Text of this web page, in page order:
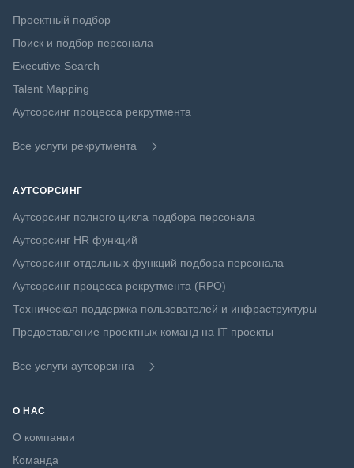
Проектный подбор
Поиск и подбор персонала
Executive Search
Talent Mapping
Аутсорсинг процесса рекрутмента
Все услуги рекрутмента
АУТСОРСИНГ
Аутсорсинг полного цикла подбора персонала
Аутсорсинг HR функций
Аутсорсинг отдельных функций подбора персонала
Аутсорсинг процесса рекрутмента (RPO)
Техническая поддержка пользователей и инфраструктуры
Предоставление проектных команд на IT проекты
Все услуги аутсорсинга
О НАС
О компании
Команда